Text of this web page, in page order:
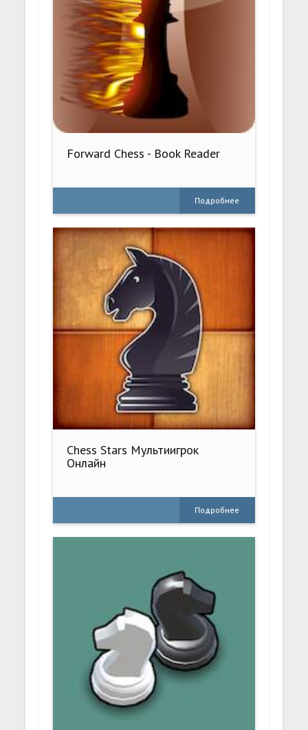
Forward Chess - Book Reader
Подробнее
Chess Stars Мультиигрок
Онлайн
Подробнее